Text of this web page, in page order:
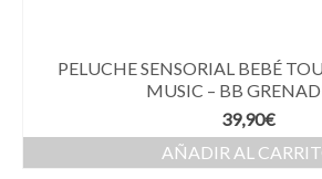
PELUCHE SENSORIAL BEBÉ
MUSIC – BB
39,90€
AÑADIR AL